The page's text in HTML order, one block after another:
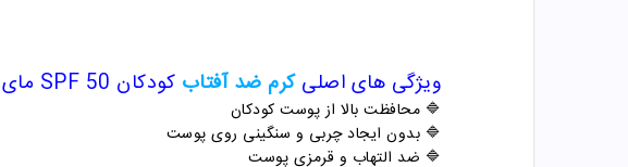
ویژگی های اصلیکرم ضد آفتاب کودکان SPF 50 مای
🔷 محافظت بالا از پوست کودکان
🔷 بدون ایجاد چربی و سنگینی روی پوست
🔷 ضد التهاب و قرمزی پوست